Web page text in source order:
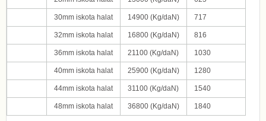
30mm iskota halat 14900 (Kg/daN) 717
32mm iskota halat 16800 (Kg/daN) 816
36mm iskota halat 21100 (Kg/daN) 1030
40mm iskota halat 25900 (Kg/daN) 1280
44mm iskota halat 31100 (Kg/daN) 1540
48mm iskota halat 36800 (Kg/daN) 1840